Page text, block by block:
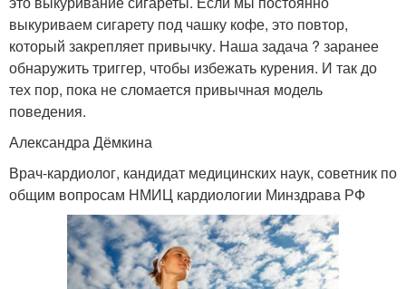
выкуриваем сигарету под чашку кофе, это повтор,
который закрепляет привычку. Наша задача ? заранее
обнаружить триггер, чтобы избежать курения. И так до
тех пор, пока не сломается привычная модель
поведения.
Александра Дёмкина
Врач-кардиолог, кандидат медицинских наук, советник по
общим вопросам НМИЦ кардиологии Минздрава РФ